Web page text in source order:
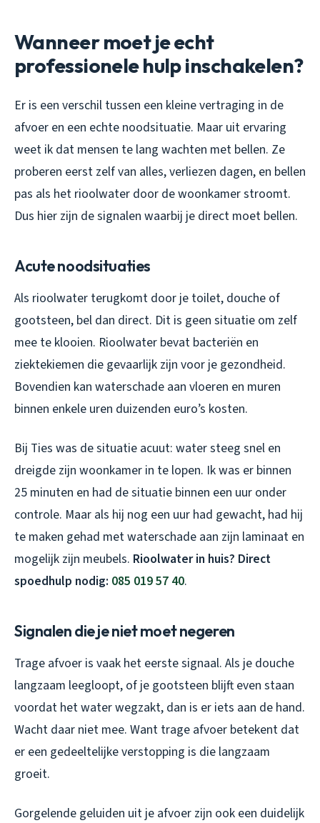
Wanneer moet je echt
professionele hulp inschakelen?
Er is een verschil tussen een kleine vertraging in de
afvoer en een echte noodsituatie. Maar uit ervaring
weet ik dat mensen te lang wachten met bellen. Ze
proberen eerst zelf van alles, verliezen dagen, en bellen
pas als het rioolwater door de woonkamer stroomt.
Dus hier zijn de signalen waarbij je direct moet bellen.
Acute noodsituaties
Als rioolwater terugkomt door je toilet, douche of
gootsteen, bel dan direct. Dit is geen situatie om zelf
mee te klooien. Rioolwater bevat bacteriën en
ziektekiemen die gevaarlijk zijn voor je gezondheid.
Bovendien kan waterschade aan vloeren en muren
binnen enkele uren duizenden euro’s kosten.
Bij Ties was de situatie acuut: water steeg snel en
dreigde zijn woonkamer in te lopen. Ik was er binnen
25 minuten en had de situatie binnen een uur onder
controle. Maar als hij nog een uur had gewacht, had hij
te maken gehad met waterschade aan zijn laminaat en
mogelijk zijn meubels. Rioolwater in huis? Direct
spoedhulp nodig: 085 019 57 40.
Signalen die je niet moet negeren
Trage afvoer is vaak het eerste signaal. Als je douche
langzaam leegloopt, of je gootsteen blijft even staan
voordat het water wegzakt, dan is er iets aan de hand.
Wacht daar niet mee. Want trage afvoer betekent dat
er een gedeeltelijke verstopping is die langzaam
groeit.
Gorgelende geluiden uit je afvoer zijn ook een duidelijk